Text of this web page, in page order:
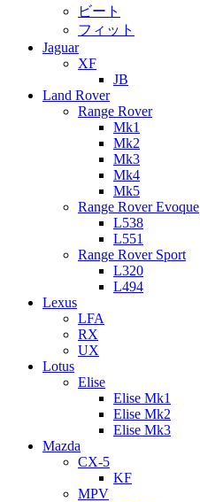
ビート
フィット
Jaguar
XF
JB
Land Rover
Range Rover
Mk1
Mk2
Mk3
Mk4
Mk5
Range Rover Evoque
L538
L551
Range Rover Sport
L320
L494
Lexus
LFA
RX
UX
Lotus
Elise
Elise Mk1
Elise Mk2
Elise Mk3
Mazda
CX-5
KF
MPV